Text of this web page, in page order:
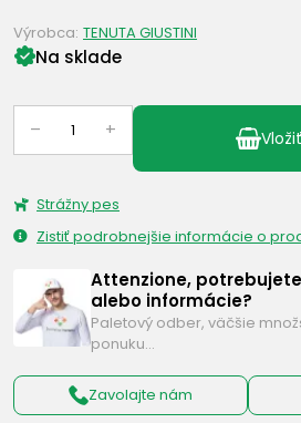
Na sklade
Výrobca: TENUTA GIUSTINI
– +
Strážny pes
Zistiť podrobnejšie informácie o
Attenzione,
alebo informácie?
Paletový odber, väčšie
ponuku…
Zavolajte nám